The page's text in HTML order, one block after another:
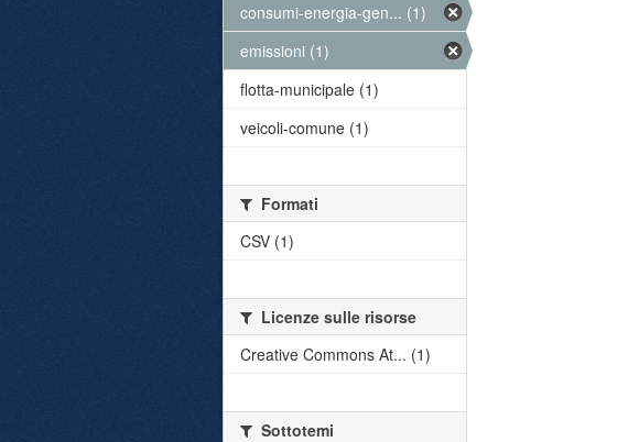
consumi-energia-gen... (1)
emissioni (1)
flotta-municipale (1)
veicoli-comune (1)
Formati
CSV (1)
Licenze sulle risorse
Creative Commons At... (1)
Sottotemi